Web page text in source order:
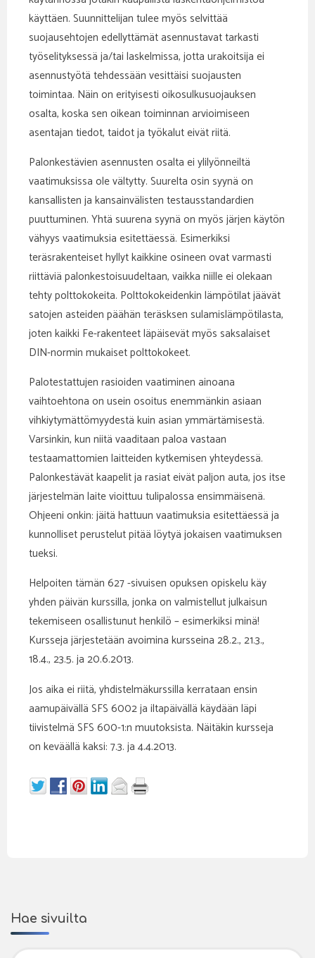
käyttäen. Suunnittelijan tulee myös selvittää
suojausehtojen edellyttämät asennustavat tarkasti
työselityksessä ja/tai laskelmissa, jotta urakoitsija ei
asennustyötä tehdessään vesittäisi suojausten
toimintaa. Näin on erityisesti oikosulkusuojauksen
osalta, koska sen oikean toiminnan arvioimiseen
asentajan tiedot, taidot ja työkalut eivät riitä.
Palonkestävien asennusten osalta ei ylilyönneiltä
vaatimuksissa ole vältytty. Suurelta osin syynä on
kansallisten ja kansainvälisten testausstandardien
puuttuminen. Yhtä suurena syynä on myös järjen käytön
vähyys vaatimuksia esitettäessä. Esimerkiksi
teräsrakenteiset hyllyt kaikkine osineen ovat varmasti
riittäviä palonkestoisuudeltaan, vaikka niille ei olekaan
tehty polttokokeita. Polttokokeidenkin lämpötilat jäävät
satojen asteiden päähän teräsksen sulamislämpötilasta,
joten kaikki Fe-rakenteet läpäisevät myös saksalaiset
DIN-normin mukaiset polttokokeet.
Palotestattujen rasioiden vaatiminen ainoana
vaihtoehtona on usein osoitus enemmänkin asiaan
vihkiytymättömyydestä kuin asian ymmärtämisestä.
Varsinkin, kun niitä vaaditaan paloa vastaan
testaamattomien laitteiden kytkemisen yhteydessä.
Palonkestävät kaapelit ja rasiat eivät paljon auta, jos itse
järjestelmän laite vioittuu tulipalossa ensimmäisenä.
Ohjeeni onkin: jäitä hattuun vaatimuksia esitettäessä ja
kunnolliset perustelut pitää löytyä jokaisen vaatimuksen
tueksi.
Helpoiten tämän 627 -sivuisen opuksen opiskelu käy
yhden päivän kurssilla, jonka on valmistellut julkaisun
tekemiseen osallistunut henkilö – esimerkiksi minä!
Kursseja järjestetään avoimina kursseina 28.2., 21.3.,
18.4., 23.5. ja 20.6.2013.
Jos aika ei riitä, yhdistelmäkurssilla kerrataan ensin
aamupäivällä SFS 6002 ja iltapäivällä käydään läpi
tiivistelmä SFS 600-1:n muutoksista. Näitäkin kursseja
on keväällä kaksi: 7.3. ja 4.4.2013.
Hae sivuilta